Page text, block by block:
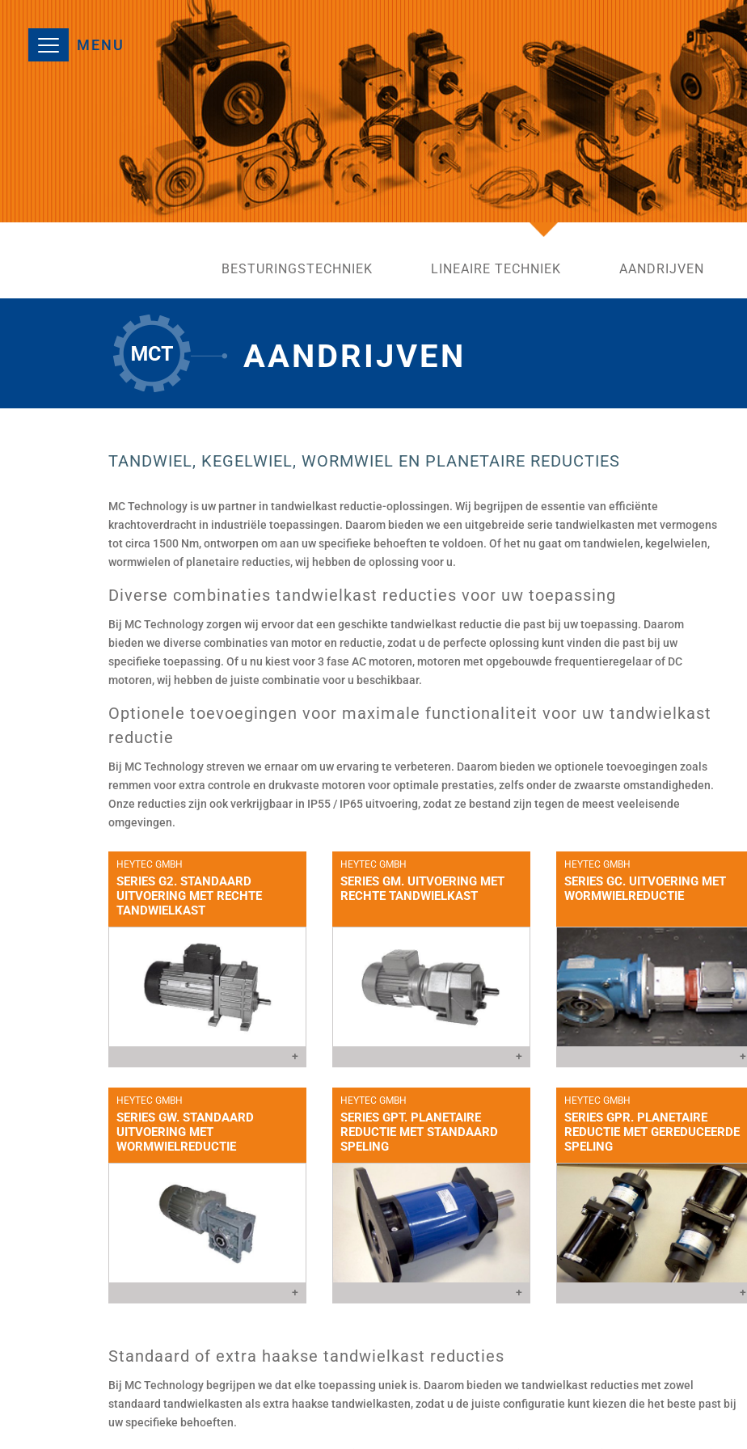
MENU
BESTURINGSTECHNIEK LINEAIRE TECHNIEK AANDRIJVEN
AANDRIJVEN
TANDWIEL, KEGELWIEL, WORMWIEL EN PLANETAIRE REDUCTIES
MC Technology is uw partner in tandwielkast reductie-oplossingen. Wij begrijpen de essentie van efficiënte
krachtoverdracht in industriële toepassingen. Daarom bieden we een uitgebreide serie tandwielkasten met vermogens
tot circa 1500 Nm, ontworpen om aan uw specifieke behoeften te voldoen. Of het nu gaat om tandwielen, kegelwielen,
wormwielen of planetaire reducties, wij hebben de oplossing voor u.
Diverse combinaties tandwielkast reducties voor uw toepassing
Bij MC Technology zorgen wij ervoor dat een geschikte tandwielkast reductie die past bij uw toepassing. Daarom
bieden we diverse combinaties van motor en reductie, zodat u de perfecte oplossing kunt vinden die past bij uw
specifieke toepassing. Of u nu kiest voor 3 fase AC motoren, motoren met opgebouwde frequentieregelaar of DC
motoren, wij hebben de juiste combinatie voor u beschikbaar.
Optionele toevoegingen voor maximale functionaliteit voor uw tandwielkast
reductie
Bij MC Technology streven we ernaar om uw ervaring te verbeteren. Daarom bieden we optionele toevoegingen zoals
remmen voor extra controle en drukvaste motoren voor optimale prestaties, zelfs onder de zwaarste omstandigheden.
Onze reducties zijn ook verkrijgbaar in IP55 / IP65 uitvoering, zodat ze bestand zijn tegen de meest veeleisende
omgevingen.
HEYTEC GMBH
SERIES G2. STANDAARD
UITVOERING MET RECHTE
TANDWIELKAST
+
HEYTEC GMBH
SERIES GM. UITVOERING MET
RECHTE TANDWIELKAST
+
HEYTEC GMBH
SERIES GC. UITVOERING MET
WORMWIELREDUCTIE
+
HEYTEC GMBH
SERIES GW. STANDAARD
UITVOERING MET
WORMWIELREDUCTIE
+
HEYTEC GMBH
SERIES GPT. PLANETAIRE
REDUCTIE MET STANDAARD
SPELING
+
HEYTEC GMBH
SERIES GPR. PLANETAIRE
REDUCTIE MET GEREDUCEERDE
SPELING
+
Standaard of extra haakse tandwielkast reducties
Bij MC Technology begrijpen we dat elke toepassing uniek is. Daarom bieden we tandwielkast reducties met zowel
standaard tandwielkasten als extra haakse tandwielkasten, zodat u de juiste configuratie kunt kiezen die het beste past bij
uw specifieke behoeften.